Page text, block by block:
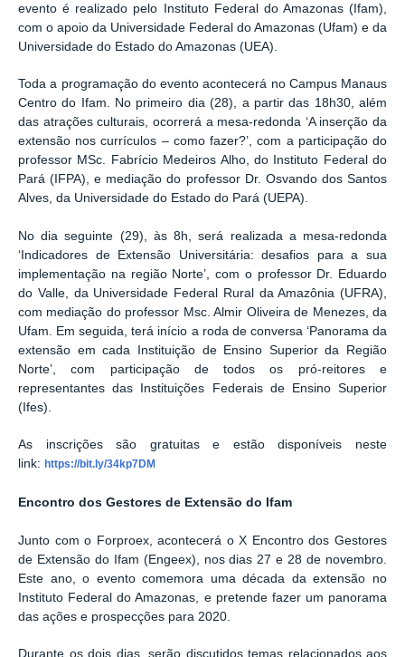
evento é realizado pelo Instituto Federal do Amazonas (Ifam),
com o apoio da Universidade Federal do Amazonas (Ufam) e da
Universidade do Estado do Amazonas (UEA).
Toda a programação do evento acontecerá no Campus Manaus
Centro do Ifam. No primeiro dia (28), a partir das 18h30, além
das atrações culturais, ocorrerá a mesa-redonda ‘A inserção da
extensão nos currículos – como fazer?’, com a participação do
professor MSc. Fabrício Medeiros Alho, do Instituto Federal do
Pará (IFPA), e mediação do professor Dr. Osvando dos Santos
Alves, da Universidade do Estado do Pará (UEPA).
No dia seguinte (29), às 8h, será realizada a mesa-redonda
‘Indicadores de Extensão Universitária: desafios para a sua
implementação na região Norte’, com o professor Dr. Eduardo
do Valle, da Universidade Federal Rural da Amazônia (UFRA),
com mediação do professor Msc. Almir Oliveira de Menezes, da
Ufam. Em seguida, terá início a roda de conversa ‘Panorama da
extensão em cada Instituição de Ensino Superior da Região
Norte’, com participação de todos os pró-reitores e
representantes das Instituições Federais de Ensino Superior
(Ifes).
As inscrições são gratuitas e estão disponíveis neste
link: https://bit.ly/34kp7DM
Encontro dos Gestores de Extensão do Ifam
Junto com o Forproex, acontecerá o X Encontro dos Gestores
de Extensão do Ifam (Engeex), nos dias 27 e 28 de novembro.
Este ano, o evento comemora uma década da extensão no
Instituto Federal do Amazonas, e pretende fazer um panorama
das ações e prospecções para 2020.
Durante os dois dias, serão discutidos temas relacionados aos